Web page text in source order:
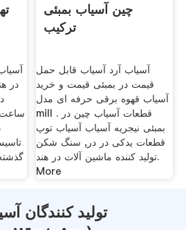
در
ساعت
چین آسیاب بمبئی
ترکیب
آسیاب آرد آسیاب قابل حمل
قیمت در بمبئی قیمت و خرید
آسیاب قهوه برقی حرفه ای مدل
mill . قطعات آسیاب چین در
بمبئی نیجریه آسیاب آسیاب توپ
قطعات یدکی در در, سنگ شکن
تولید کننده ماشین آلات در هند.
More
تولید کنندگان